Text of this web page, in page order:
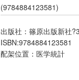
(9784884123581)
出版社：篠原出版新社
ISBN:9784884123581
配架位置：医学統計